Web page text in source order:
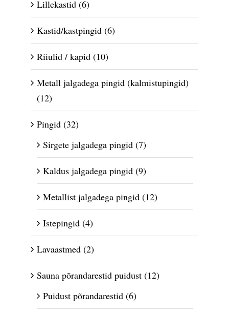
Lillekastid (6)
Kastid/kastpingid (6)
Riiulid / kapid (10)
Metall jalgadega pingid (kalmistupingid)
(12)
Pingid (32)
Sirgete jalgadega pingid (7)
Kaldus jalgadega pingid (9)
Metallist jalgadega pingid (12)
Istepingid (4)
Lavaastmed (2)
Sauna põrandarestid puidust (12)
Puidust põrandarestid (6)